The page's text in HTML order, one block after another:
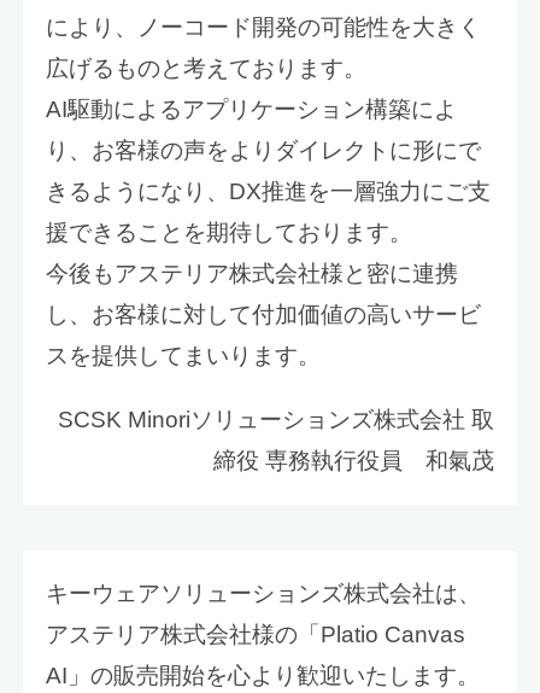
により、ノーコード開発の可能性を大きく
広げるものと考えております。
AI駆動によるアプリケーション構築によ
り、お客様の声をよりダイレクトに形にで
きるようになり、DX推進を一層強力にご支
援できることを期待しております。
今後もアステリア株式会社様と密に連携
し、お客様に対して付加価値の高いサービ
スを提供してまいります。
SCSK Minoriソリューションズ株式会社 取
締役 専務執行役員 和氣茂
キーウェアソリューションズ株式会社は、
アステリア株式会社様の「Platio Canvas
AI」の販売開始を心より歓迎いたします。